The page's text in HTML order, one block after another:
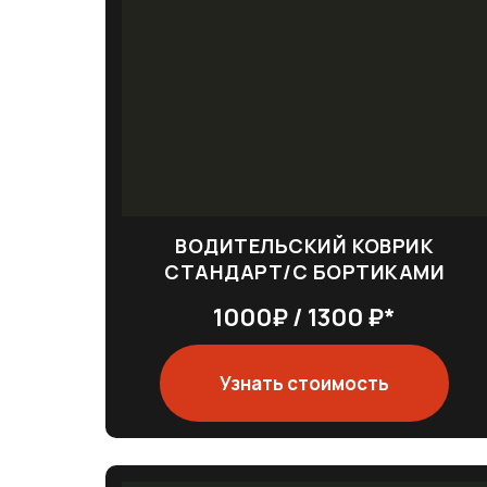
ВОДИТЕЛЬСКИЙ КОВРИК
СТАНДАРТ/С БОРТИКАМИ
1000₽ / 1300 ₽*
Узнать стоимость